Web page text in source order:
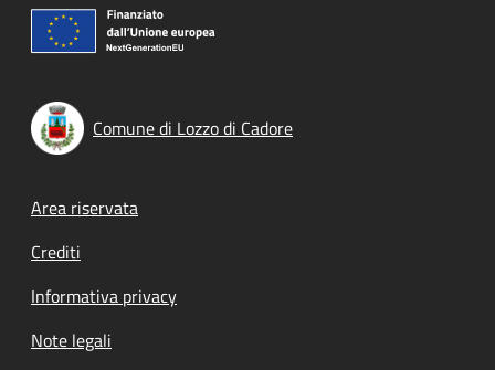
Comune di Lozzo di Cadore
Footer menu
Area riservata
Crediti
Informativa privacy
Note legali